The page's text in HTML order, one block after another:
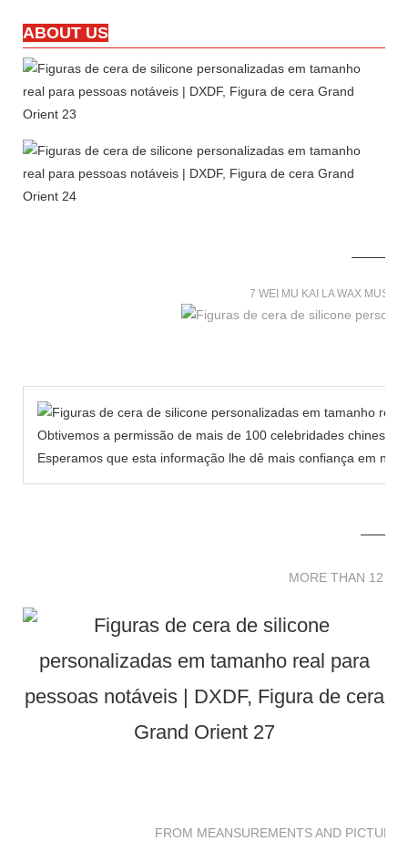
ABOUT US
7 WEI MU KAI LA WAX
Obtivemos a permissão de mais de 100 celebridades
Esperamos que esta informação lhe dê mais confiança em
MORE THAN 12
FROM MEANSUREMENTS AND